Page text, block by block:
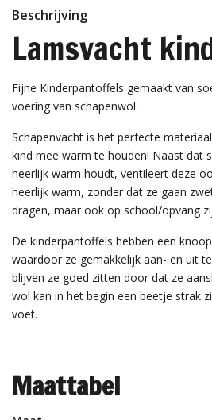
Beschrijving
Lamsvacht
Fijne Kinderpantoffels gemaakt van
voering van schapenwol.
Schapenvacht is het perfecte
kind mee warm te houden! Naast dat
heerlijk warm houdt, ventileert deze
heerlijk warm, zonder dat ze gaan
dragen, maar ook op school/opvang
De kinderpantoffels hebben een
waardoor ze gemakkelijk aan- en uit
blijven ze goed zitten door dat ze
wol kan in het begin een beetje strak
voet.
Maattabel